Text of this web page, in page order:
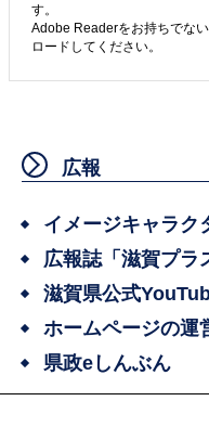
す。
Adobe Readerをお持ちでな
ロードしてください。
広報
イメージキャラク
広報誌「滋賀プラ
滋賀県公式
ホームページの運
県政eしんぶん